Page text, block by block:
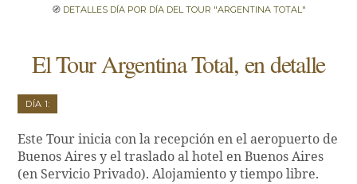
🧭 Detalles día por día del tour "Argentina Total"
El Tour Argentina Total, en detalle
Día 1:
Este Tour inicia con la recepción en el aeropuerto de
Buenos Aires y el traslado al hotel en Buenos Aires
(en Servicio Privado). Alojamiento y tiempo libre.